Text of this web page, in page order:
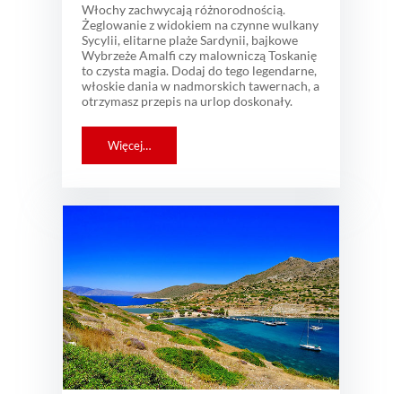
Włochy zachwycają różnorodnością.
Żeglowanie z widokiem na czynne wulkany
Sycylii, elitarne plaże Sardynii, bajkowe
Wybrzeże Amalfi czy malowniczą Toskanię
to czysta magia. Dodaj do tego legendarne,
włoskie dania w nadmorskich tawernach, a
otrzymasz przepis na urlop doskonały.
Więcej…